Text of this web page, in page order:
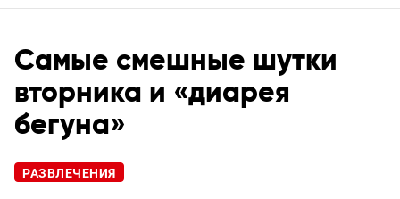
Самые смешные шутки
вторника и «диарея
бегуна»
РАЗВЛЕЧЕНИЯ